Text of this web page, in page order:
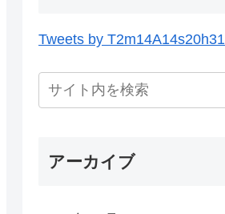
Tweets by T2m14A14s20h31
アーカイブ